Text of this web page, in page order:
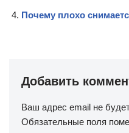
Почему плохо
Добавить
Ваш адрес email не
Обязательные поля